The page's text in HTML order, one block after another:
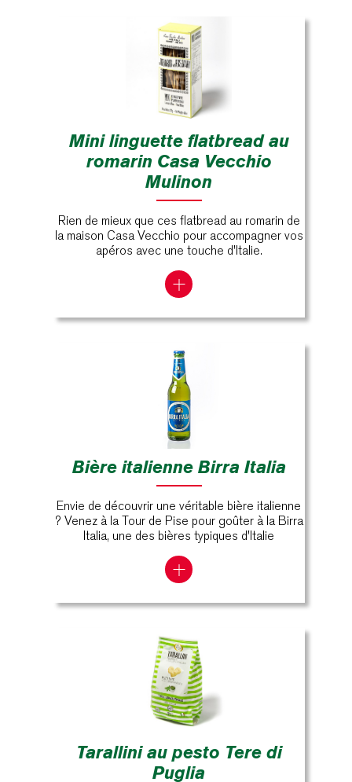
Mini linguette flatbread au
romarin Casa Vecchio
Mulinon
Rien de mieux que ces flatbread au romarin de
la maison Casa Vecchio pour accompagner vos
apéros avec une touche d'Italie.
Bière italienne Birra Italia
Envie de découvrir une véritable bière italienne
? Venez à la Tour de Pise pour goûter à la Birra
Italia, une des bières typiques d'Italie
Tarallini au pesto Tere di
Puglia